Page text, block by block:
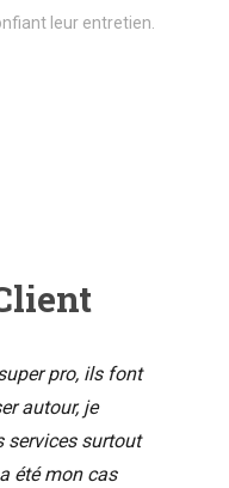
leur entretien.
pro, ils font
autour, je
services surtout
été mon cas